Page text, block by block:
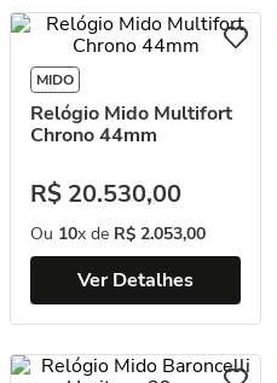
MIDO
Relógio Mido Multifort
Chrono 44mm
R$ 20.530,00
Ou 10x de R$ 2.053,00
Ver Detalhes